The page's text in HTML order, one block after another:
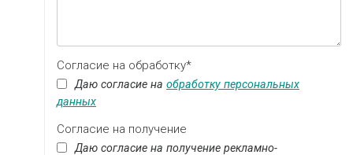
Согласие на обработку*
Даю согласие на обработку персональных
данных
Согласие на получение
Даю согласие на получение рекламно-